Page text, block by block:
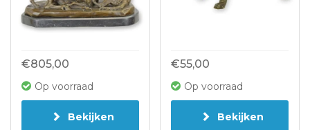
€805,00
Op voorraad
Bekijken
€55,00
Op voorraad
Bekijken